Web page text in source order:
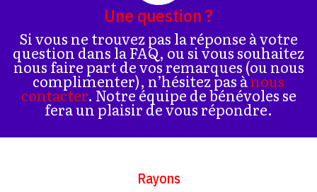
Une question ?
Si vous ne trouvez pas la réponse à votre
question dans la FAQ, ou si vous souhaitez
nous faire part de vos remarques (ou nous
complimenter), n’hésitez pas ànous
contacter. Notre équipe de bénévoles se
fera un plaisir de vous répondre.
Rayons